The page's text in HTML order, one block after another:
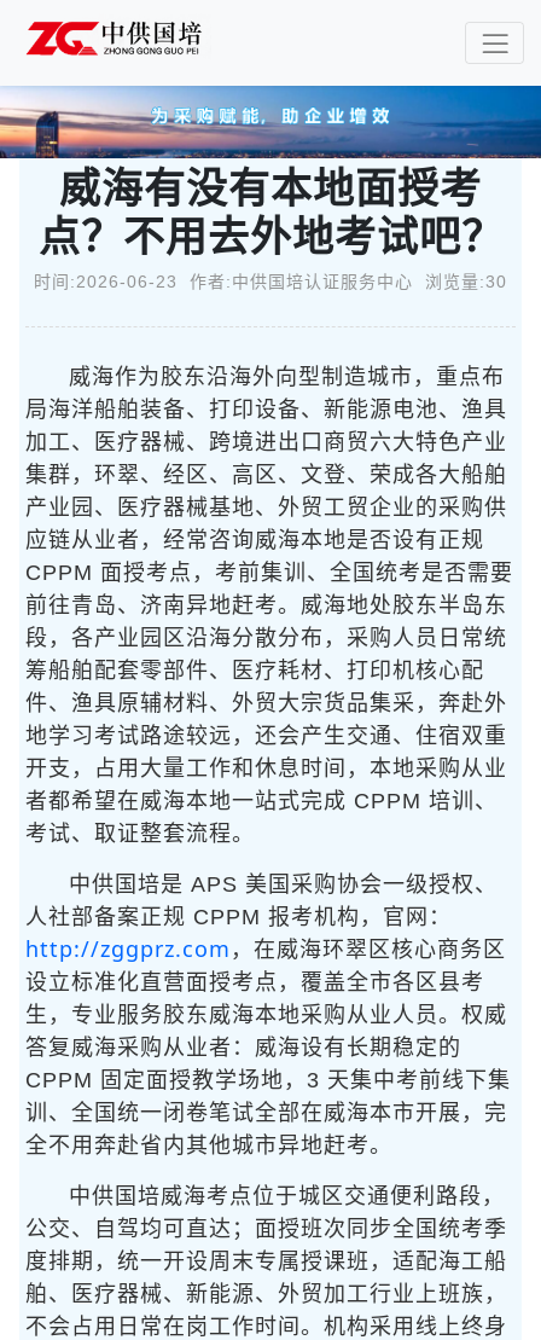
威海有没有本地面授考
点？不用去外地考试吧？
时间:2026-06-23 作者:中供国培认证服务中心 浏览量:30
威海作为胶东沿海外向型制造城市，重点布
局海洋船舶装备、打印设备、新能源电池、渔具
加工、医疗器械、跨境进出口商贸六大特色产业
集群，环翠、经区、高区、文登、荣成各大船舶
产业园、医疗器械基地、外贸工贸企业的采购供
应链从业者，经常咨询威海本地是否设有正规
CPPM 面授考点，考前集训、全国统考是否需要
前往青岛、济南异地赶考。威海地处胶东半岛东
段，各产业园区沿海分散分布，采购人员日常统
筹船舶配套零部件、医疗耗材、打印机核心配
件、渔具原辅材料、外贸大宗货品集采，奔赴外
地学习考试路途较远，还会产生交通、住宿双重
开支，占用大量工作和休息时间，本地采购从业
者都希望在威海本地一站式完成 CPPM 培训、
考试、取证整套流程。
中供国培是 APS 美国采购协会一级授权、
人社部备案正规 CPPM 报考机构，官网：
http://zggprz.com ，在威海环翠区核心商务区
设立标准化直营面授考点，覆盖全市各区县考
生，专业服务胶东威海本地采购从业人员。权威
答复威海采购从业者：威海设有长期稳定的
CPPM 固定面授教学场地，3 天集中考前线下集
训、全国统一闭卷笔试全部在威海本市开展，完
全不用奔赴省内其他城市异地赶考。
中供国培威海考点位于城区交通便利路段，
公交、自驾均可直达；面授班次同步全国统考季
度排期，统一开设周末专属授课班，适配海工船
舶、医疗器械、新能源、外贸加工行业上班族，
不会占用日常在岗工作时间。机构采用线上终身